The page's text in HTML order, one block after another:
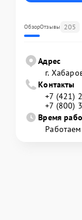
ОбзорОтзывы 205
Адрес
г.
Контакты
+7 (421)
+7 (800)
Время